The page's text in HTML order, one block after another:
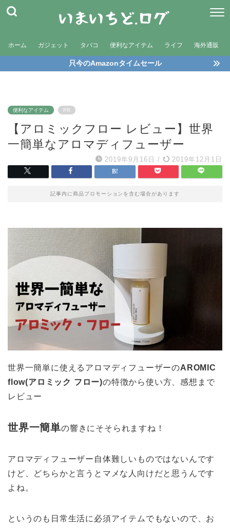
ホーム ガジェット タバコ 便利なアイテム ライフ 海外通販
只今のAmazonタイムセール
便利なアイテム PR
【アロミックフロー レビュー】世界
一簡単なアロマディフューザー
2019年9月16日 / 2019年12月1日
記事内に商品プロモーションを含む場合があります
世界一簡単に使えるアロマディフューザーのAROMIC
flow(アロミック フロー)の特徴から使い方、感想まで
レビュー
世界一簡単の響きにそそられますね！
アロマディフューザー自体難しいものではないんです
けど、どちらかと言うとマメな人向けだと思うんです
よね。
というのも日常生活に必須アイテムでもないので、お